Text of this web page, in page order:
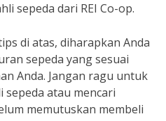
sepeda dari REI Co-op.
di atas, diharapkan Anda
sepeda yang sesuai
Anda. Jangan ragu untuk
atau mencari
memutuskan membeli